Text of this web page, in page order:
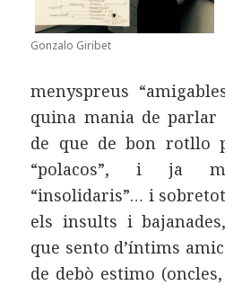
Gonzalo Giribet
menyspreus
quina mania de parlar
de que de bon rotllo
“polacos”, i ja
“insolidaris”… i
els insults i
que sento d’íntims
de debò estimo